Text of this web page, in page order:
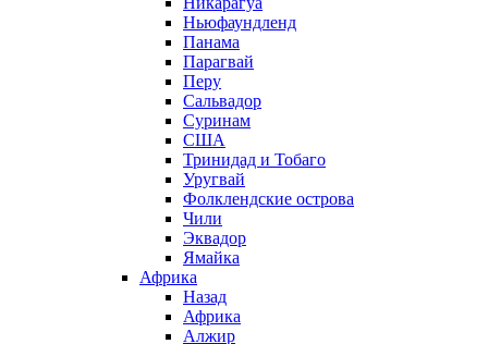
Ньюфаундленд
Панама
Парагвай
Перу
Сальвадор
Суринам
США
Тринидад и Тобаго
Уругвай
Фолклендские острова
Чили
Эквадор
Ямайка
Африка
Назад
Африка
Алжир